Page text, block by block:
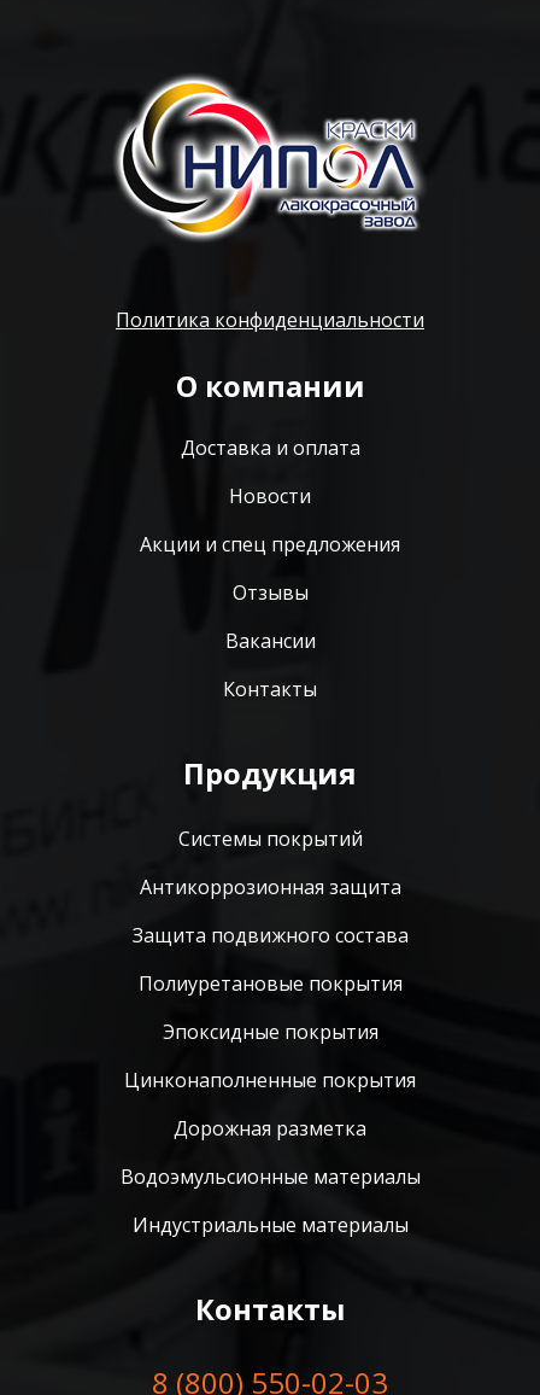
Политика конфиденциальности
О компании
Доставка и оплата
Новости
Акции и спец предложения
Отзывы
Вакансии
Контакты
Продукция
Системы покрытий
Антикоррозионная защита
Защита подвижного состава
Полиуретановые покрытия
Эпоксидные покрытия
Цинконаполненные покрытия
Дорожная разметка
Водоэмульсионные материалы
Индустриальные материалы
Контакты
8 (800) 550-02-03